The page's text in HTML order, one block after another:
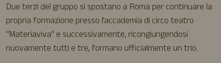
Due terzi del gruppo si spostano a Roma per continuare la
propria formazione presso l’accademia di circo teatro
“Materiaviva” e successivamente, ricongiungendosi
nuovamente tutti e tre, formano ufficialmente un trio.